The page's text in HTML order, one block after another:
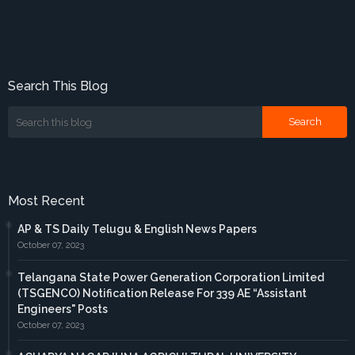
Search This Blog
Most Recent
AP & TS Daily Telugu & English News Papers
October 07, 2023
Telangana State Power Generation Corporation Limited
(TSGENCO) Notification Release For 339 AE “Assistant
Engineers" Posts
October 07, 2023